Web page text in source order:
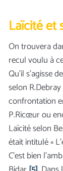
Laïcité et
On trouvera
recul voulu à
Qu’il s’agisse
selon
confrontation
P.Ricœur ou
Laïcité selon
était intitulé «
C’est bien